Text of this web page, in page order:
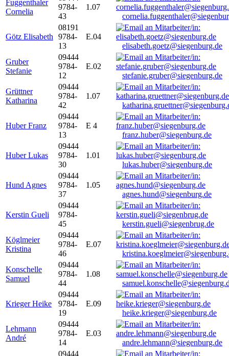
Fuggenthaler
Cornelia
9784-
43
1.07
Götz Elisabeth
08191
9784-
13
E.04
elisabeth.goetz@siegenburg.de
Gruber
Stefanie
09444
9784-
12
E.02
stefanie.gruber@siegenburg.de
Grüttner
Katharina
09444
9784-
42
1.07
Huber Franz
09444
9784-
13
E 4
franz.huber@siegenburg.de
Huber Lukas
09444
9784-
30
1.01
lukas.huber@siegenburg.de
Hund Agnes
09444
9784-
37
1.05
agnes.hund@siegenburg.de
Kerstin Gueli
09444
9784-
45
kerstin.gueli@siegenbrug.de
Köglmeier
Kristina
09444
9784-
46
E.07
Konschelle
Samuel
09444
9784-
44
1.08
Krieger Heike
09444
9784-
19
E.09
heike.krieger@siegenburg.de
Lehmann
André
09444
9784-
14
E.03
andre.lehmann@siegenburg.de
09444